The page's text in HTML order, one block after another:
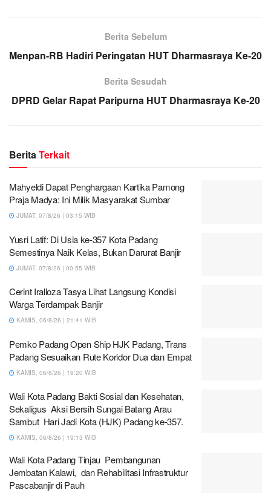
Berita Sebelum
Menpan-RB Hadiri Peringatan HUT Dharmasraya Ke-20
Berita Sesudah
DPRD Gelar Rapat Paripurna HUT Dharmasraya Ke-20
BeritaTerkait
Mahyeldi Dapat Penghargaan Kartika Pamong
Praja Madya: Ini Milik Masyarakat Sumbar
JUMAT, 07/8/26 | 03:15 WIB
Yusri Latif: Di Usia ke-357 Kota Padang
Semestinya Naik Kelas, Bukan Darurat Banjir
JUMAT, 07/8/26 | 00:55 WIB
Cerint Iralloza Tasya Lihat Langsung Kondisi
Warga Terdampak Banjir
KAMIS, 06/8/26 | 21:41 WIB
Pemko Padang Open Ship HJK Padang, Trans
Padang Sesuaikan Rute Koridor Dua dan Empat
KAMIS, 06/8/26 | 19:20 WIB
Wali Kota Padang Bakti Sosial dan Kesehatan,
Sekaligus Aksi Bersih Sungai Batang Arau
Sambut Hari Jadi Kota (HJK) Padang ke-357.
KAMIS, 06/8/26 | 19:13 WIB
Wali Kota Padang Tinjau Pembangunan
Jembatan Kalawi, dan Rehabilitasi Infrastruktur
Pascabanjir di Pauh